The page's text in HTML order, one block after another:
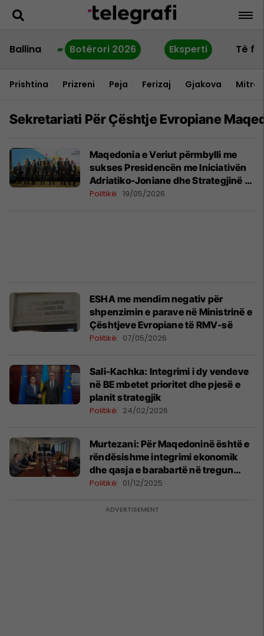
Ballina Botërori 2026 Eksperti Të
Prishtina Prizreni Peja Ferizaj Gjakova
Sekretariati Për Çështje Evropiane
Maqedonia e Veriut përmbylli me
sukses Presidencën me Iniciativën
Adriatiko-Joniane dhe Strategjinë të
BE-së për Rajonin Adriatiko-Jonian
Politikë 19/05/2026
ESHA me mendim negativ për
shpenzimin e parave në Ministrinë e
Çështjeve Evropiane të RMV-së
Politikë 07/05/2026
Sali-Kachka: Integrimi i dy vendeve
në BE mbetet prioritet dhe pjesë e
planit strategjik
Politikë 24/02/2026
Murtezani: Për Maqedoninë është e
rëndësishme integrimi ekonomik
dhe qasja e barabartë në tregun
evropian
Politikë 01/12/2025